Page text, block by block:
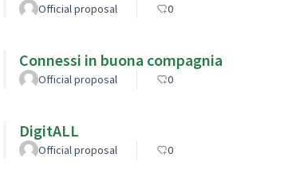
Official proposal 0
Connessi in buona compagnia
Official proposal 0
DigitALL
Official proposal 0